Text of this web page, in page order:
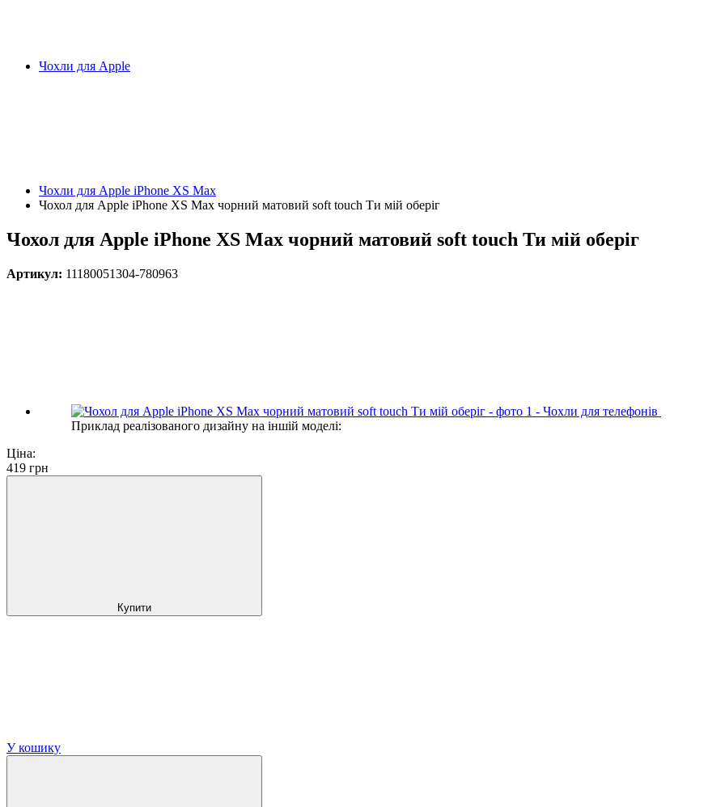
Чохли для Apple
Чохли для Apple iPhone XS Max
Чохол для Apple iPhone XS Max чорний матовий soft touch Ти мій оберіг
Чохол для Apple iPhone XS Max чорний матовий soft touch Ти мій оберіг
Артикул: 11180051304-780963
Приклад реалізованого дизайну на іншій моделі:
Ціна:
419 грн
Купити
У кошику